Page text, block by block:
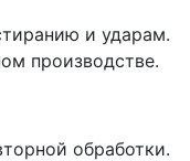
и ударам.
производстве.
обработки.